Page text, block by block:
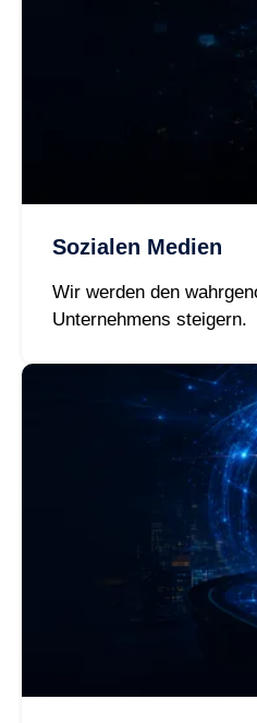
Sozialen Medien
Wir werden den
Unternehmens steigern.